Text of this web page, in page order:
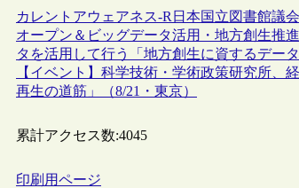
カレントアウェアネス-R 日本国立図書館議
オープン＆ビッグデータ活用・地方創生推
タを活用して行う「地方創生に資するデー
【イベント】科学技術・学術政策研究所、
再生の道筋」（8/21・東京）
累計アクセス数:4045
印刷用ページ